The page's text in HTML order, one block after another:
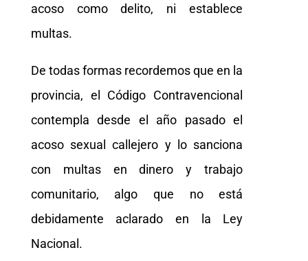
acoso como delito, ni establece
multas.
De todas formas recordemos que en la
provincia, el Código Contravencional
contempla desde el año pasado el
acoso sexual callejero y lo sanciona
con multas en dinero y trabajo
comunitario, algo que no está
debidamente aclarado en la Ley
Nacional.